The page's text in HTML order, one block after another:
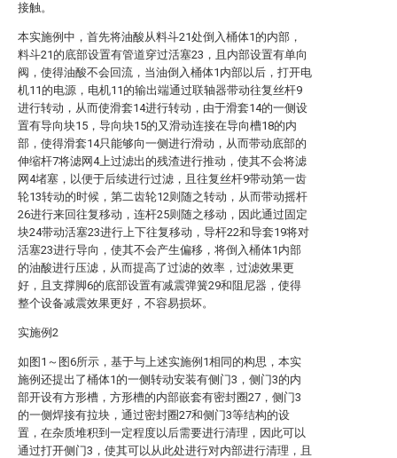
接触。
本实施例中，首先将油酸从料斗21处倒入桶体1的内部，
料斗21的底部设置有管道穿过活塞23，且内部设置有单向
阀，使得油酸不会回流，当油倒入桶体1内部以后，打开电
机11的电源，电机11的输出端通过联轴器带动往复丝杆9
进行转动，从而使滑套14进行转动，由于滑套14的一侧设
置有导向块15，导向块15的又滑动连接在导向槽18的内
部，使得滑套14只能够向一侧进行滑动，从而带动底部的
伸缩杆7将滤网4上过滤出的残渣进行推动，使其不会将滤
网4堵塞，以便于后续进行过滤，且往复丝杆9带动第一齿
轮13转动的时候，第二齿轮12则随之转动，从而带动摇杆
26进行来回往复移动，连杆25则随之移动，因此通过固定
块24带动活塞23进行上下往复移动，导杆22和导套19将对
活塞23进行导向，使其不会产生偏移，将倒入桶体1内部
的油酸进行压滤，从而提高了过滤的效率，过滤效果更
好，且支撑脚6的底部设置有减震弹簧29和阻尼器，使得
整个设备减震效果更好，不容易损坏。
实施例2
如图1～图6所示，基于与上述实施例1相同的构思，本实
施例还提出了桶体1的一侧转动安装有侧门3，侧门3的内
部开设有方形槽，方形槽的内部嵌套有密封圈27，侧门3
的一侧焊接有拉块，通过密封圈27和侧门3等结构的设
置，在杂质堆积到一定程度以后需要进行清理，因此可以
通过打开侧门3，使其可以从此处进行对内部进行清理，且